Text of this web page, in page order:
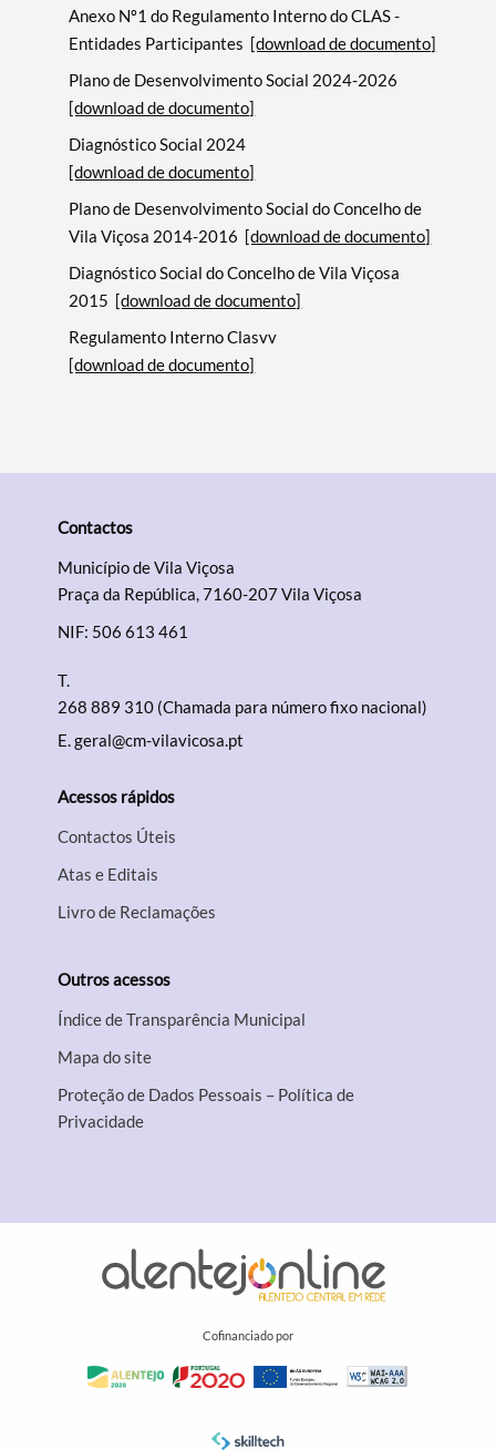
Anexo Nº1 do Regulamento Interno do CLAS -
Entidades Participantes [download de documento]
Plano de Desenvolvimento Social 2024-2026
[download de documento]
Diagnóstico Social 2024
[download de documento]
Plano de Desenvolvimento Social do Concelho de
Vila Viçosa 2014-2016 [download de documento]
Diagnóstico Social do Concelho de Vila Viçosa
2015 [download de documento]
Regulamento Interno Clasvv
[download de documento]
Contactos
Município de Vila Viçosa
Praça da República, 7160-207 Vila Viçosa
NIF: 506 613 461
T.
268 889 310 (Chamada para número fixo nacional)
E.geral@cm-vilavicosa.pt
Acessos rápidos
Contactos Úteis
Atas e Editais
Livro de Reclamações
Outros acessos
Índice de Transparência Municipal
Mapa do site
Proteção de Dados Pessoais – Política de
Privacidade
Cofinanciado por